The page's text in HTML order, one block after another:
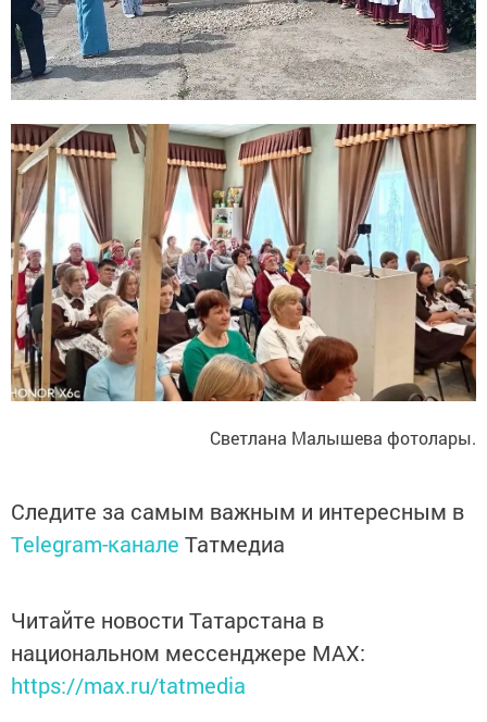
Светлана Малышева фотолары.
Следите за самым важным и интересным в
Telegram-канале Татмедиа
Читайте новости Татарстана в
национальном мессенджере MАХ:
https://max.ru/tatmedia